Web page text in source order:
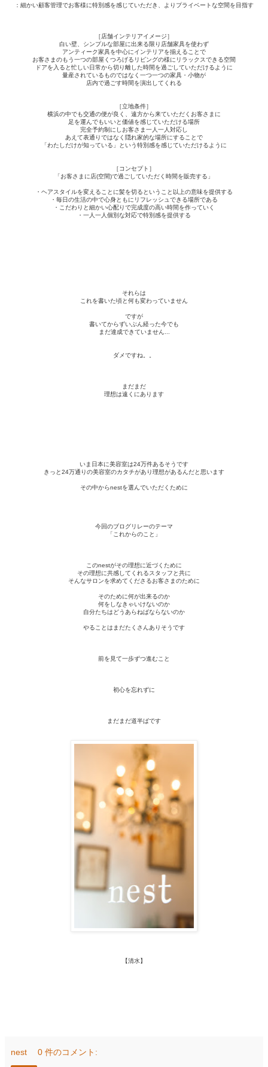
：細かい顧客管理でお客様に特別感を感じていただき、よりプライベートな空間を目指す
［店舗インテリアイメージ］
白い壁、シンプルな部屋に出来る限り店舗家具を使わず
アンティーク家具を中心にインテリアを揃えることで
お客さまのもう一つの部屋くつろげるリビングの様にリラックスできる空間
ドアを入ると忙しい日常から切り離した時間を過ごしていただけるように
量産されているものではなく一つ一つの家具・小物が
店内で過ごす時間を演出してくれる
［立地条件］
横浜の中でも交通の便が良く、遠方から来ていただくお客さまに
足を運んでもいいと価値を感じていただける場所
完全予約制にしお客さま一人一人対応し
あえて表通りではなく隠れ家的な場所にすることで
「わたしだけが知っている」という特別感を感じていただけるように
［コンセプト］
「お客さまに店(空間)で過ごしていただく時間を販売する」
・ヘアスタイルを変えることに髪を切るということ以上の意味を提供する
・毎日の生活の中で心身ともにリフレッシュできる場所である
・こだわりと細かい心配りで完成度の高い時間を作っていく
・一人一人個別な対応で特別感を提供する
それらは
これを書いた頃と何も変わっていません
ですが
書いてからずいぶん経った今でも
まだ達成できていません...
ダメですね。。
まだまだ
理想は遠くにあります
いま日本に美容室は24万件あるそうです
きっと24万通りの美容室のカタチがあり理想があるんだと思います
その中からnestを選んでいただくために
今回のブログリレーのテーマ
「これからのこと」
このnestがその理想に近づくために
その理想に共感してくれるスタッフと共に
そんなサロンを求めてくださるお客さまのために
そのために何が出来るのか
何をしなきゃいけないのか
自分たちはどうあらねばならないのか
やることはまだたくさんありそうです
前を見て一歩ずつ進むこと
初心を忘れずに
まだまだ道半ばです
【清水】
nest 0 件のコメント: